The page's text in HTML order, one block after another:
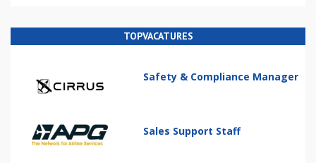
TOPVACATURES
Safety & Compliance Manager
Sales Support Staff